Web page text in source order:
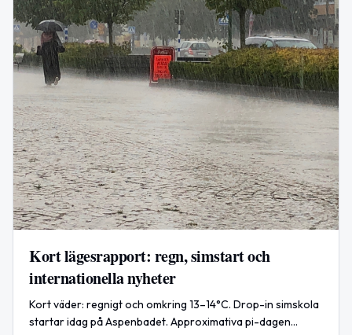
Kort lägesrapport: regn, simstart och
internationella nyheter
Kort väder: regnigt och omkring 13–14°C. Drop-in simskola
startar idag på Aspenbadet. Approximativa pi-dagen